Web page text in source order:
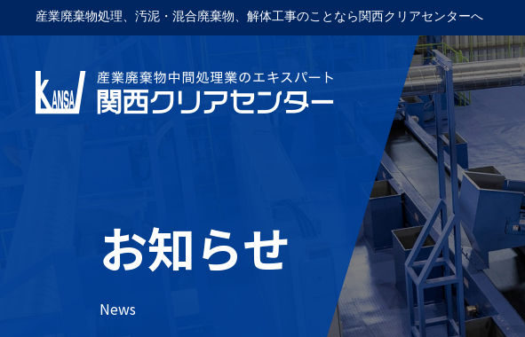
産業廃棄物処理、汚泥・混合廃棄物、解体工事のことなら関西クリアセンターへ
お知らせ
News